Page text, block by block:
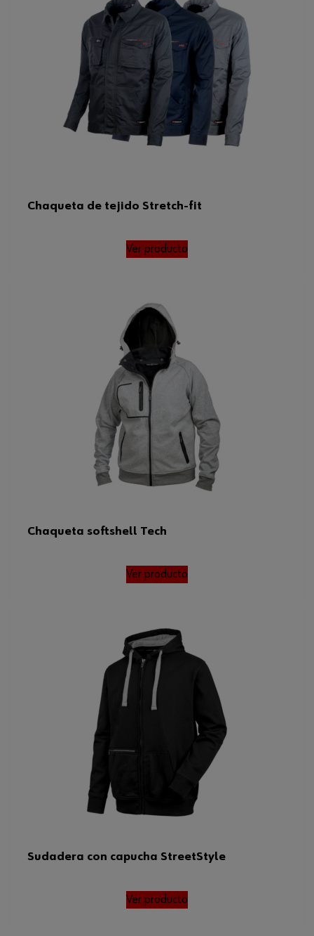
Chaqueta de tejido Stretch-fit
Ver producto
Chaqueta softshell Tech
Ver producto
Sudadera con capucha StreetStyle
Ver producto